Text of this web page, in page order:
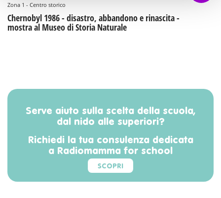
Zona 1 - Centro storico
Chernobyl 1986 - disastro, abbandono e rinascita -
mostra al Museo di Storia Naturale
Serve aiuto sulla scelta della scuola,
dal nido alle superiori?
Richiedi la tua consulenza dedicata
a Radiomamma for school
SCOPRI